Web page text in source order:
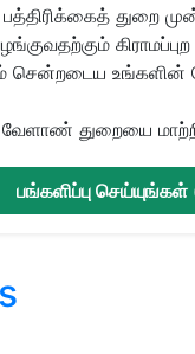
துறை
சென்றடைய உங்களின்
வேளாண் துறையை
பங்களிப்பு